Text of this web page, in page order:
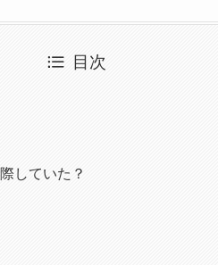
目次
していた？